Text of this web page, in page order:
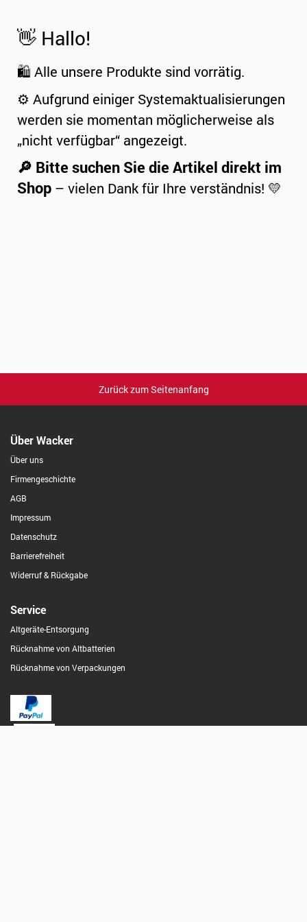
👋 Hallo!
🛍️ Alle unsere Produkte sind vorrätig.
⚙️ Aufgrund einiger Systemaktualisierungen
werden sie momentan möglicherweise als
„nicht verfügbar“ angezeigt.
🔎 Bitte suchen Sie die Artikel direkt im
Shop – vielen Dank für Ihre verständnis! 💛
Zurück zum Seitenanfang
Über Wacker
Über uns
Firmengeschichte
AGB
Impressum
Datenschutz
Barrierefreiheit
Widerruf & Rückgabe
Service
Altgeräte-Entsorgung
Rücknahme von Altbatterien
Rücknahme von Verpackungen